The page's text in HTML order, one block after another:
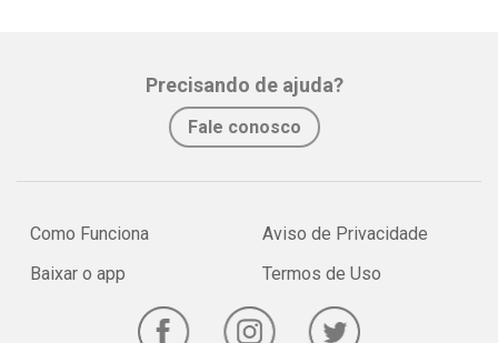
Precisando de ajuda?
Fale conosco
Como Funciona
Baixar o app
Aviso de Privacidade
Termos de Uso